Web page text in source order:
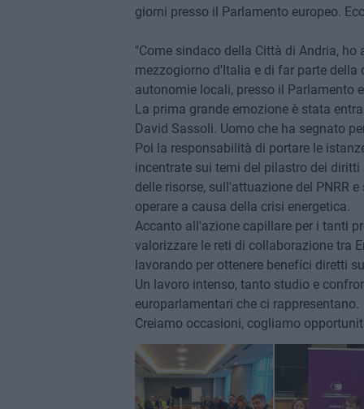
giorni presso il Parlamento europeo.
"Come sindaco della Città di Andria,
mezzogiorno d'Italia e di far parte
autonomie locali, presso il Parlamento
La prima grande emozione è stata
David Sassoli. Uomo che ha segnato
Poi la responsabilità di portare le
incentrate sui temi del pilastro dei
delle risorse, sull'attuazione del PNRR
operare a causa della crisi energetica.
Accanto all'azione capillare per i tanti
valorizzare le reti di collaborazione tra
lavorando per ottenere benefíci diretti
Un lavoro intenso, tanto studio e
europarlamentari che ci rappresentano.
Creiamo occasioni, cogliamo